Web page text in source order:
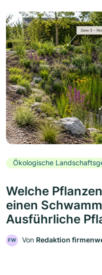
Ökologische
Welche
einen
Ausführliche
FW Von Redaktion